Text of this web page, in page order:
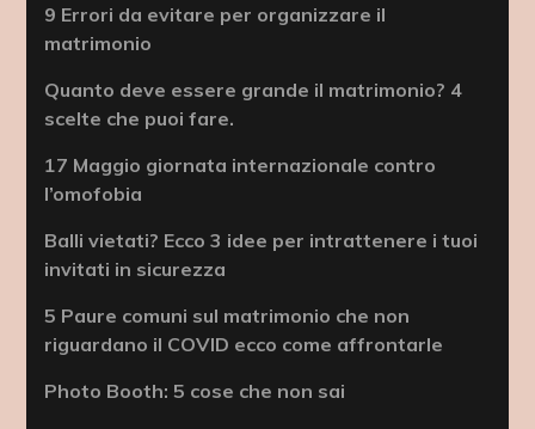
9 Errori da evitare per organizzare il
matrimonio
Quanto deve essere grande il matrimonio? 4
scelte che puoi fare.
17 Maggio giornata internazionale contro
l’omofobia
Balli vietati? Ecco 3 idee per intrattenere i tuoi
invitati in sicurezza
5 Paure comuni sul matrimonio che non
riguardano il COVID ecco come affrontarle
Photo Booth: 5 cose che non sai